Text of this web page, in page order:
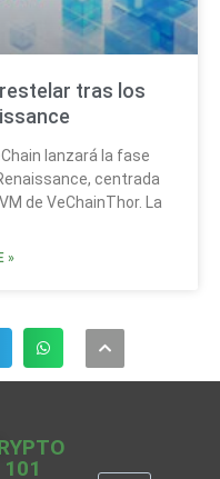
tras los
lanzará la fase
centrada
de VeChainThor. La
»
101